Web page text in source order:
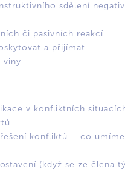
sdělení
či pasivních reakcí
a přijímat
viny
v konfliktních
konfliktů – co
(když se ze člena